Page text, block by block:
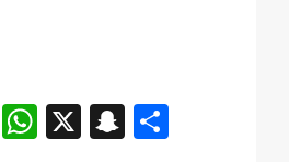
F
W X
S